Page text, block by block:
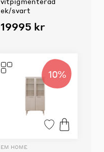
ek/svart
19995 kr
10%
EM HOME